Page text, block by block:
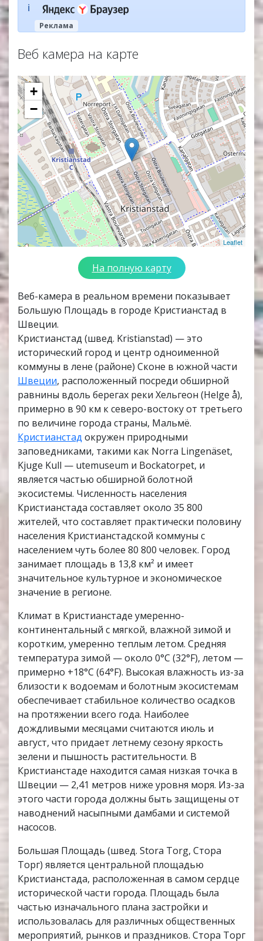
ℹ️
Реклама
Веб камера на карте
+
−
Leaflet
На полную карту
Веб-камера в реальном времени показывает
Большую Площадь в городе Кристианстад в
Швеции.
Кристианстад (швед. Kristianstad) — это
исторический город и центр одноименной
коммуны в лене (районе) Сконе в южной части
Швеции, расположенный посреди обширной
равнины вдоль берегах реки Хельгеон (Helge å),
примерно в 90 км к северо-востоку от третьего
по величине города страны, Мальмё.
Кристианстад окружен природными
заповедниками, такими как Norra Lingenäset,
Kjuge Kull — utemuseum и Bockatorpet, и
является частью обширной болотной
экосистемы. Численность населения
Кристианстада составляет около 35 800
жителей, что составляет практически половину
населения Кристианстадской коммуны с
населением чуть более 80 800 человек. Город
занимает площадь в 13,8 км² и имеет
значительное культурное и экономическое
значение в регионе.
Климат в Кристианстаде умеренно-
континентальный с мягкой, влажной зимой и
коротким, умеренно теплым летом. Средняя
температура зимой — около 0°C (32°F), летом —
примерно +18°C (64°F). Высокая влажность из-за
близости к водоемам и болотным экосистемам
обеспечивает стабильное количество осадков
на протяжении всего года. Наиболее
дождливыми месяцами считаются июль и
август, что придает летнему сезону яркость
зелени и пышность растительности. В
Кристианстаде находится самая низкая точка в
Швеции — 2,41 метров ниже уровня моря. Из-за
этого части города должны быть защищены от
наводнений насыпными дамбами и системой
насосов.
Большая Площадь (швед. Stora Torg, Стора
Торг) является центральной площадью
Кристианстада, расположенная в самом сердце
исторической части города. Площадь была
частью изначального плана застройки и
использовалась для различных общественных
мероприятий, рынков и праздников. Стора Торг